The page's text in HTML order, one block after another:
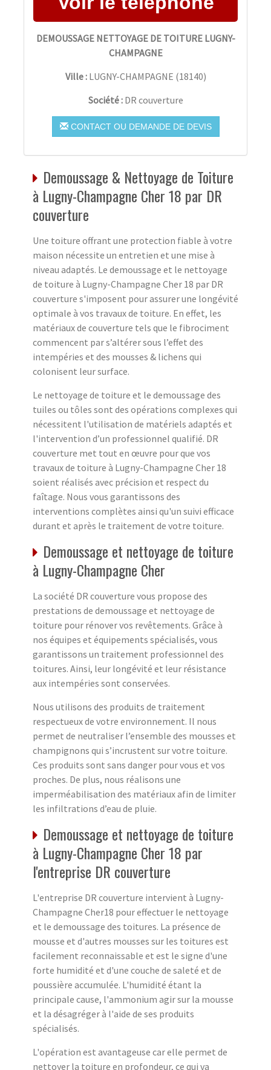
DEMOUSSAGE NETTOYAGE DE TOITURE LUGNY-
CHAMPAGNE
Ville : LUGNY-CHAMPAGNE (18140)
Société : DR couverture
CONTACT OU DEMANDE DE DEVIS
Demoussage & Nettoyage de Toiture
à Lugny-Champagne Cher 18 par DR
couverture
Une toiture offrant une protection fiable à votre
maison nécessite un entretien et une mise à
niveau adaptés. Le demoussage et le nettoyage
de toiture à Lugny-Champagne Cher 18 par DR
couverture s'imposent pour assurer une longévité
optimale à vos travaux de toiture. En effet, les
matériaux de couverture tels que le fibrociment
commencent par s’altérer sous l’effet des
intempéries et des mousses & lichens qui
colonisent leur surface.
Le nettoyage de toiture et le demoussage des
tuiles ou tôles sont des opérations complexes qui
nécessitent l'utilisation de matériels adaptés et
l'intervention d’un professionnel qualifié. DR
couverture met tout en œuvre pour que vos
travaux de toiture à Lugny-Champagne Cher 18
soient réalisés avec précision et respect du
faîtage. Nous vous garantissons des
interventions complètes ainsi qu'un suivi efficace
durant et après le traitement de votre toiture.
Demoussage et nettoyage de toiture
à Lugny-Champagne Cher
La société DR couverture vous propose des
prestations de demoussage et nettoyage de
toiture pour rénover vos revêtements. Grâce à
nos équipes et équipements spécialisés, vous
garantissons un traitement professionnel des
toitures. Ainsi, leur longévité et leur résistance
aux intempéries sont conservées.
Nous utilisons des produits de traitement
respectueux de votre environnement. Il nous
permet de neutraliser l’ensemble des mousses et
champignons qui s’incrustent sur votre toiture.
Ces produits sont sans danger pour vous et vos
proches. De plus, nous réalisons une
imperméabilisation des matériaux afin de limiter
les infiltrations d’eau de pluie.
Demoussage et nettoyage de toiture
à Lugny-Champagne Cher 18 par
l'entreprise DR couverture
L'entreprise DR couverture intervient à Lugny-
Champagne Cher18 pour effectuer le nettoyage
et le demoussage des toitures. La présence de
mousse et d'autres mousses sur les toitures est
facilement reconnaissable et est le signe d'une
forte humidité et d'une couche de saleté et de
poussière accumulée. L'humidité étant la
principale cause, l'ammonium agir sur la mousse
et la désagréger à l'aide de ses produits
spécialisés.
L'opération est avantageuse car elle permet de
nettoyer la toiture en profondeur, ce qui va